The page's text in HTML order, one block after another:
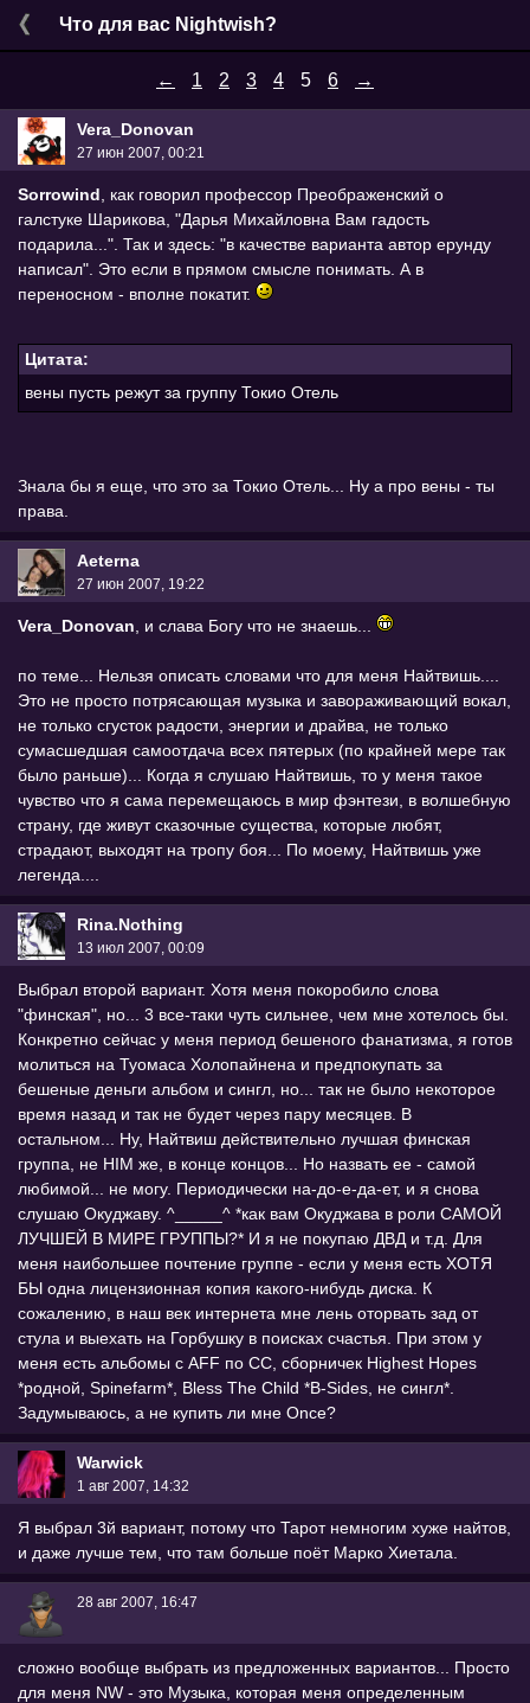
Что для вас Nightwish?
← 1 2 3 4 5 6 →
Vera_Donovan
27 июн 2007, 00:21
Sorrowind , как говорил профессор Преображенский о
галстуке Шарикова, "Дарья Михайловна Вам гадость
подарила...". Так и здесь: "в качестве варианта автор ерунду
написал". Это если в прямом смысле понимать. А в
переносном - вполне покатит.
Цитата:
вены пусть режут за группу Токио Отель
Знала бы я еще, что это за Токио Отель... Ну а про вены - ты
права.
Aeterna
27 июн 2007, 19:22
Vera_Donovan , и слава Богу что не знаешь...
по теме... Нельзя описать словами что для меня Найтвишь....
Это не просто потрясающая музыка и завораживающий вокал,
не только сгусток радости, энергии и драйва, не только
сумасшедшая самоотдача всех пятерых (по крайней мере так
было раньше)... Когда я слушаю Найтвишь, то у меня такое
чувство что я сама перемещаюсь в мир фэнтези, в волшебную
страну, где живут сказочные существа, которые любят,
страдают, выходят на тропу боя... По моему, Найтвишь уже
легенда....
Rina.Nothing
13 июл 2007, 00:09
Выбрал второй вариант. Хотя меня покоробило слова
"финская", но... 3 все-таки чуть сильнее, чем мне хотелось бы.
Конкретно сейчас у меня период бешеного фанатизма, я готов
молиться на Туомаса Холопайнена и предпокупать за
бешеные деньги альбом и сингл, но... так не было некоторое
время назад и так не будет через пару месяцев. В
остальном... Ну, Найтвиш действительно лучшая финская
группа, не HIM же, в конце концов... Но назвать ее - самой
любимой... не могу. Периодически на-до-е-да-ет, и я снова
слушаю Окуджаву. ^_____^ *как вам Окуджава в роли САМОЙ
ЛУЧШЕЙ В МИРЕ ГРУППЫ?* И я не покупаю ДВД и т.д. Для
меня наибольшее почтение группе - если у меня есть ХОТЯ
БЫ одна лицензионная копия какого-нибудь диска. К
сожалению, в наш век интернета мне лень оторвать зад от
стула и выехать на Горбушку в поисках счастья. При этом у
меня есть альбомы с AFF по CC, сборничек Highest Hopes
*родной, Spinefarm*, Bless The Child *B-Sides, не сингл*.
Задумываюсь, а не купить ли мне Once?
Warwick
1 авг 2007, 14:32
Я выбрал 3й вариант, потому что Тарот немногим хуже найтов,
и даже лучше тем, что там больше поёт Марко Хиетала.
28 авг 2007, 16:47
сложно вообще выбрать из предложенных вариантов... Просто
для меня NW - это Музыка, которая меня определенным